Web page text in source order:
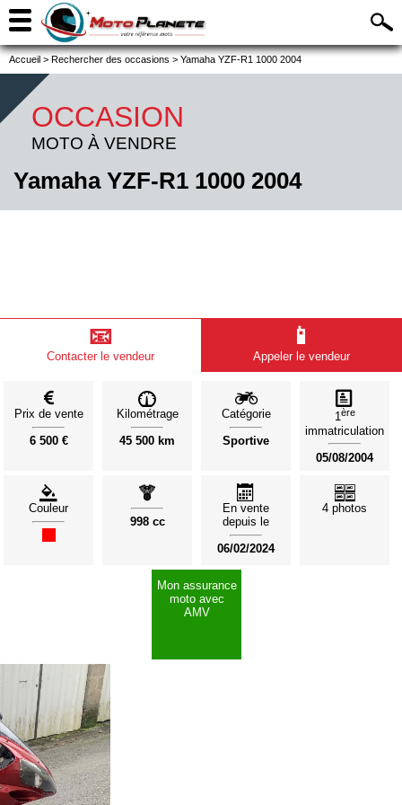
Accueil > Rechercher des occasions > Yamaha YZF-R1 1000 2004
OCCASION
MOTO À VENDRE
Yamaha YZF-R1 1000 2004
📧
Contacter le vendeur
📱
Appeler le vendeur
Prix de vente
6 500 €
Kilométrage
45 500 km
Catégorie
Sportive
1ère
immatriculation
05/08/2004
Couleur
998 cc
En vente
depuis le
06/02/2024
4 photos
Mon assurance
moto avec
AMV